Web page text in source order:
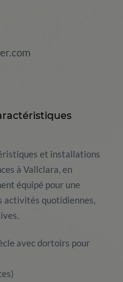
et installations
à Vallclara, en
équipé pour une
activités quotidiennes,
avec dortoirs pour